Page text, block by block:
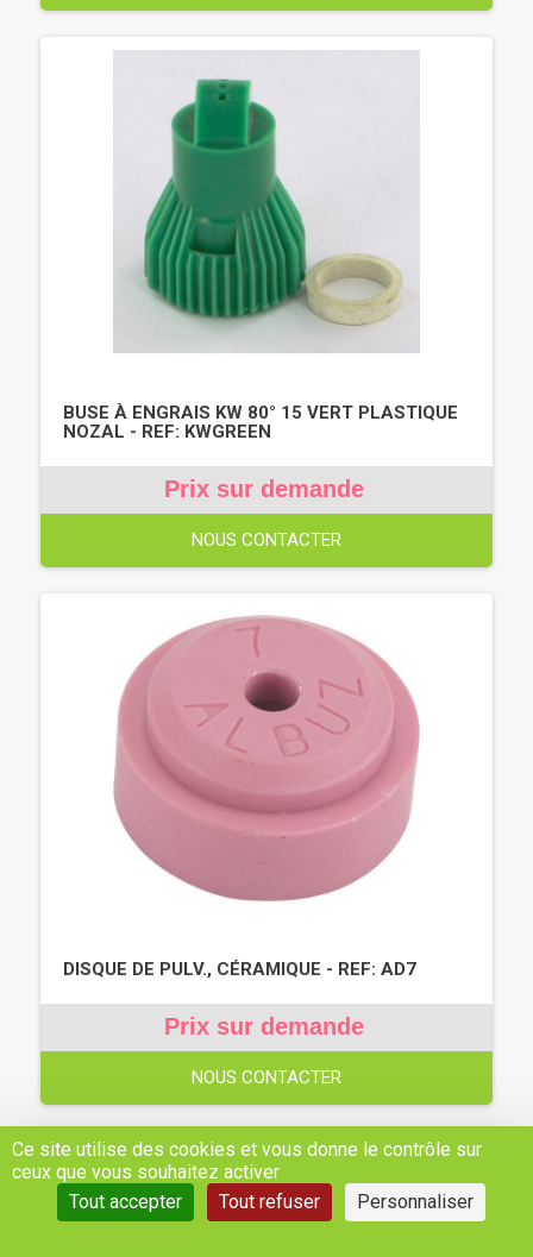
BUSE À ENGRAIS KW 80° 15 VERT PLASTIQUE
NOZAL - REF: KWGREEN
Prix sur demande
NOUS CONTACTER
DISQUE DE PULV., CÉRAMIQUE - REF: AD7
Prix sur demande
NOUS CONTACTER
Ce site utilise des cookies et vous donne le contrôle sur
ceux que vous souhaitez activer
Tout accepter
Tout refuser Personnaliser